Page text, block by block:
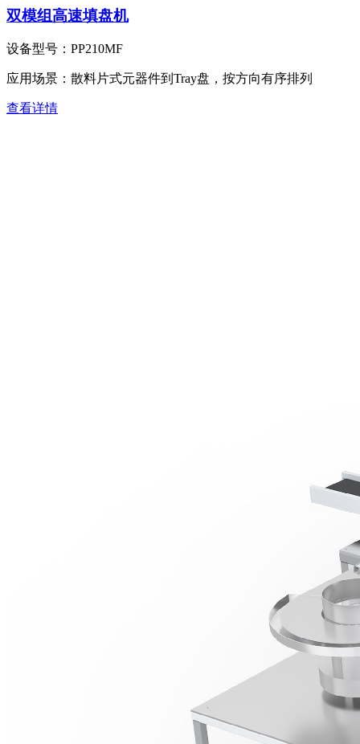
双模组高速填盘机
设备型号： PP210MF
应用场景： 散料片式元器件到Tray盘，按方向有序排列
查看详情